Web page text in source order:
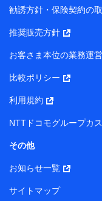
上記に係る案内
所・代表者名】
り）
株式会社NTTドコモ
社長 廣井 孝史
東京都中央区日本橋
株式会社ドコモ・
村 忠義
勧誘方針・保険契約の
推奨販売方針
お客さま本位の業務運
比較ポリシー
利用規約
NTTドコモグループカ
その他
お知らせ一覧
サイトマップ